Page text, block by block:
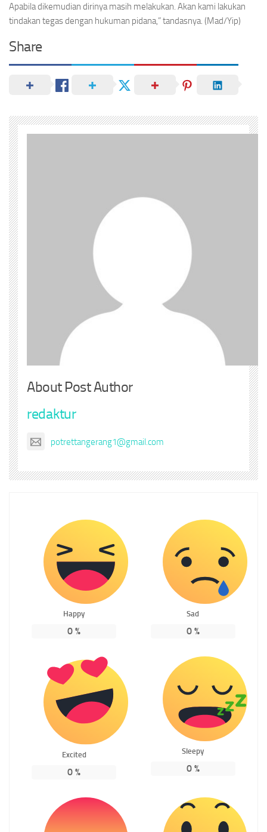
Apabila dikemudian dirinya masih melakukan. Akan kami lakukan
tindakan tegas dengan hukuman pidana,” tandasnya. (Mad/Yip)
Share
About Post Author
redaktur
potrettangerang1@gmail.com
Happy
0 %
Sad
0%
Excited
0 %
Sleepy
0%